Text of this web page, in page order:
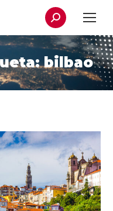
Buscar:
bilbao